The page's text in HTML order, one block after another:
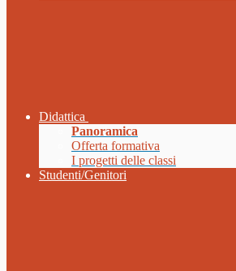
Didattica
Panoramica
Offerta formativa
I progetti delle classi
Studenti/Genitori